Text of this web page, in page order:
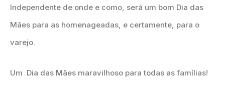
Independente de onde e como, será um bom Dia das
Mães para as homenageadas, e certamente, para o
varejo.
Um Dia das Mães maravilhoso para todas as famílias!